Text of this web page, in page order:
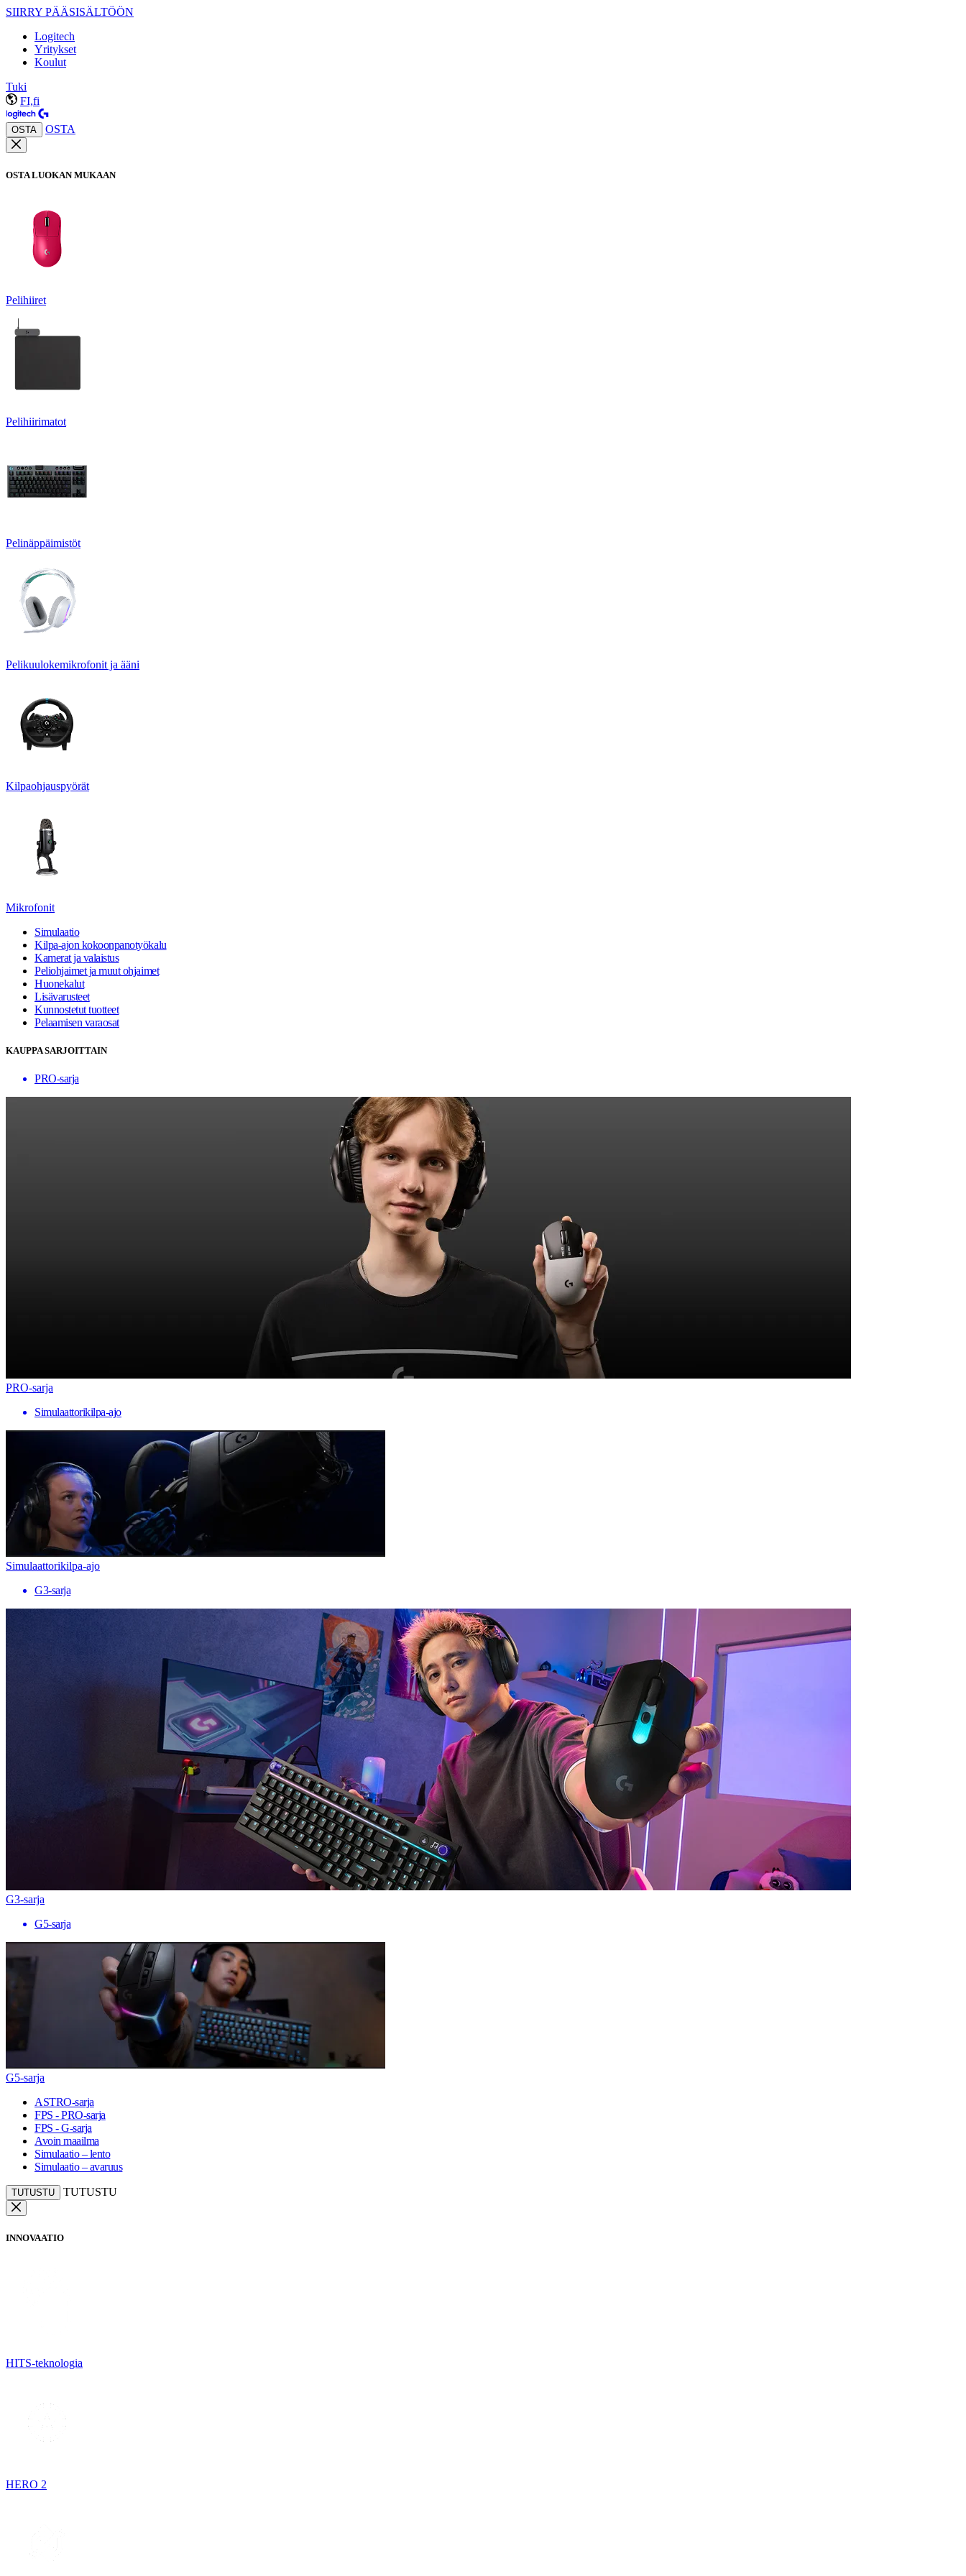
SIIRRY PÄÄSISÄLTÖÖN
Logitech
Yritykset
Koulut
Tuki
FI,fi
OSTA OSTA
OSTA LUOKAN MUKAAN
Pelihiiret
Pelihiirimatot
Pelinäppäimistöt
Pelikuulokemikrofonit ja ääni
Kilpaohjauspyörät
Mikrofonit
Simulaatio
Kilpa-ajon kokoonpanotyökalu
Kamerat ja valaistus
Peliohjaimet ja muut ohjaimet
Huonekalut
Lisävarusteet
Kunnostetut tuotteet
Pelaamisen varaosat
KAUPPA SARJOITTAIN
PRO-sarja
PRO-sarja
Simulaattorikilpa-ajo
Simulaattorikilpa-ajo
G3-sarja
G3-sarja
G5-sarja
G5-sarja
ASTRO-sarja
FPS - PRO-sarja
FPS - G-sarja
Avoin maailma
Simulaatio – lento
Simulaatio – avaruus
TUTUSTU TUTUSTU
INNOVAATIO
HITS-teknologia
HERO 2